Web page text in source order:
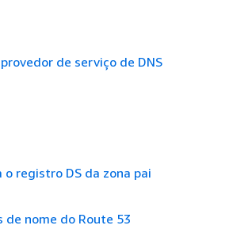
de serviço de DNS
o registro DS da zona pai
de nome do Route 53